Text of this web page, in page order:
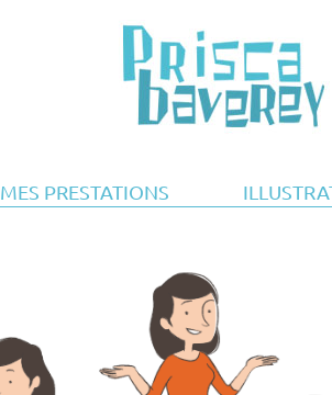
MES PRESTATIONS